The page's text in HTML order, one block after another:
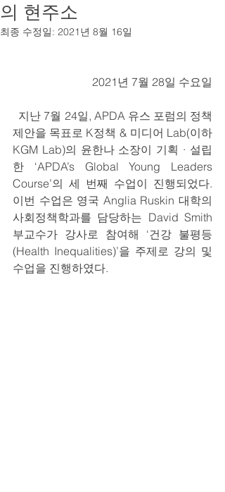
의 현주소
최종 수정일: 2021년 8월 16일
2021년 7월 28일 수요일
제안을 목표로 K정책 & 미디어 Lab(이하
KGM Lab)의 윤한나 소장이 기획 · 설립
한 ‘APDA’s Global Young Leaders
Course’의 세 번째 수업이 진행되었다.
이번 수업은 영국 Anglia Ruskin 대학의
사회정책학과를 담당하는 David Smith
부교수가 강사로 참여해 ‘건강 불평등
(Health Inequalities)’을 주제로 강의 및
수업을 진행하였다.